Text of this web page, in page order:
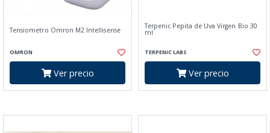
Tensiometro Omron M2 Intellisense
OMRON
Ver precio
Terpenic Pepita de Uva Virgen Bio 30
ml
TERPENIC LABS
Ver precio